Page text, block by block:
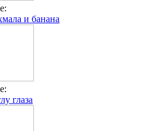
и банана
глаза